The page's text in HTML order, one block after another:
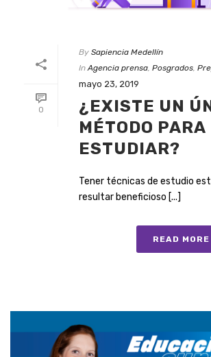
0
By Sapiencia Medellín
In Agencia prensa, Posgrados,
mayo 23, 2019
¿EXISTE UN
MÉTODO PARA
ESTUDIAR?
Tener técnicas de estudio
resultar beneficioso [...]
READ MORE